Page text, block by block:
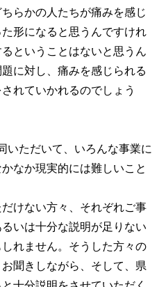
らかの人たちが痛みを感じ
形になると思うんですけれ
ということはないと思うん
に対し、痛みを感じられる
れていかれるのでしょう
いただいて、いろんな事業に
なか現実的には難しいこと
けない方々、それぞれご事
いは十分な説明が足りない
れません。そうした方々の
聞きしながら、そして、県